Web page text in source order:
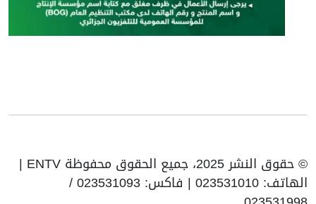
© حقوق النشر 2025، جميع الحقوق محفوظة ENTV |
الهاتف: 023531010 | فاكس: 023531093 /